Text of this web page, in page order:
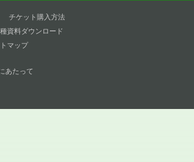
チケット購入方法
資料ダウンロード
マップ
あたって